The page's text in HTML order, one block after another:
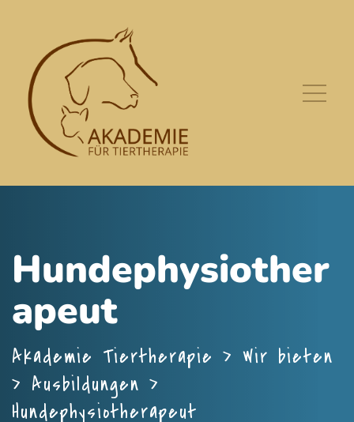
Hundephysiother
apeut
Akademie Tiertherapie > Wir bieten
> Ausbildungen >
Hundephysiotherapeut